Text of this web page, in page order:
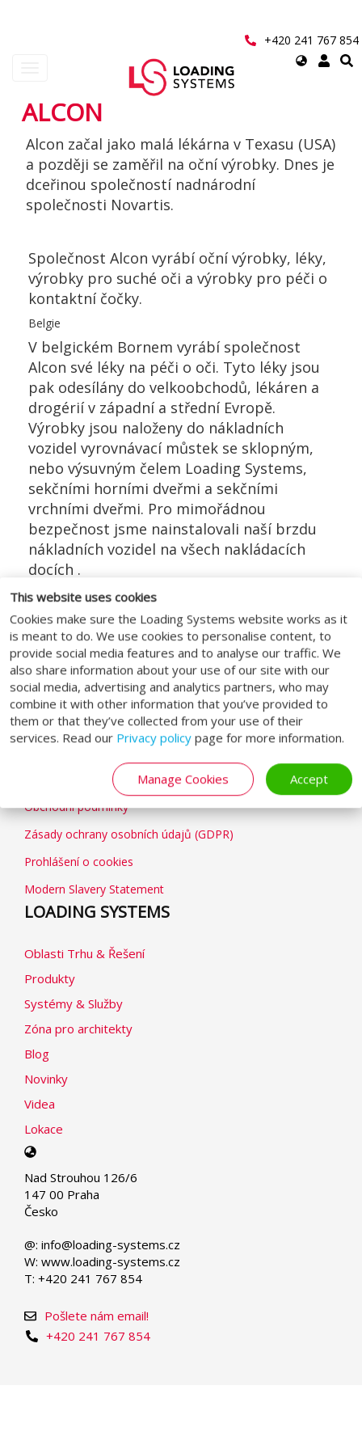
This website uses cookies
Cookies make sure the Loading Systems website works as it
is meant to do. We use cookies to personalise content, to
provide social media features and to analyse our traffic. We
also share information about your use of our site with our
social media, advertising and analytics partners, who may
combine it with other information that you’ve provided to
them or that they’ve collected from your use of their
services. Read our Privacy policy page for more information.
Manage Cookies Accept
+420 241 767 854
Select
User
account
menu
ALCON
Alcon začal jako malá lékárna v Texasu (USA)
a později se zaměřil na oční výrobky. Dnes je
dceřinou společností nadnárodní
společnosti Novartis.
Společnost Alcon vyrábí oční výrobky, léky,
výrobky pro suché oči a výrobky pro péči o
kontaktní čočky.
Belgie
V belgickém Bornem vyrábí společnost
Alcon své léky na péči o oči. Tyto léky jsou
pak odesílány do velkoobchodů, lékáren a
drogérií v západní a střední Evropě.
Výrobky jsou naloženy do nákladních
vozidel vyrovnávací můstek se sklopným,
nebo výsuvným čelem Loading Systems,
sekčními horními dveřmi a sekčními
vrchními dveřmi. Pro mimořádnou
bezpečnost jsme nainstalovali naší brzdu
nákladních vozidel na všech nakládacích
docích .
SLEDUJ NÁS
Obchodní podmínky
Zásady ochrany osobních údajů (GDPR)
Prohlášení o cookies
Modern Slavery Statement
LOADING SYSTEMS
Oblasti Trhu & Řešení
Produkty
Systémy & Služby
Zóna pro architekty
Blog
Novinky
Videa
Lokace
Select
language
Nad Strouhou 126/6
147 00 Praha
Česko
@: info@loading-systems.cz
W: www.loading-systems.cz
T: +420 241 767 854
+420 241 767 854
Pošlete nám email!